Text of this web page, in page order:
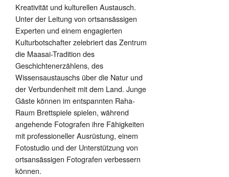
Kreativität und kulturellen Austausch.
Unter der Leitung von ortsansässigen
Experten und einem engagierten
Kulturbotschafter zelebriert das Zentrum
die Maasai-Tradition des
Geschichtenerzählens, des
Wissensaustauschs über die Natur und
der Verbundenheit mit dem Land. Junge
Gäste können im entspannten Raha-
Raum Brettspiele spielen, während
angehende Fotografen ihre Fähigkeiten
mit professioneller Ausrüstung, einem
Fotostudio und der Unterstützung von
ortsansässigen Fotografen verbessern
können.